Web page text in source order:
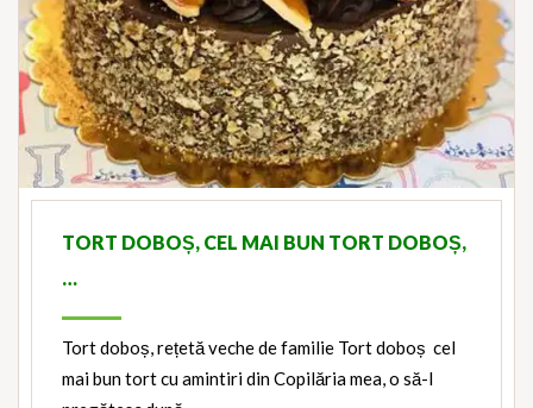
TORT DOBOȘ, CEL MAI BUN TORT DOBOȘ,
…
Tort doboș, rețetă veche de familie Tort doboș cel
mai bun tort cu amintiri din Copilăria mea, o să-l